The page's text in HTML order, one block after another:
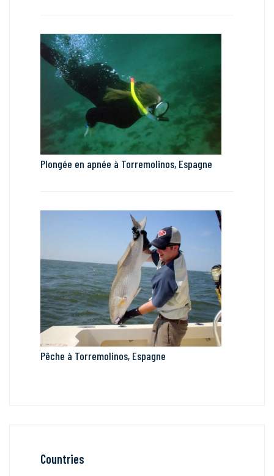
Plongée en apnée à Torremolinos, Espagne
Pêche à Torremolinos, Espagne
Countries